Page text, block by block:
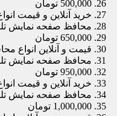
500,000 تومان
خرید آنلاین و قیمت
محافظ صفحه نمایش
650,000 تومان
قیمت و آنلاین انواع
محافظ صفحه نمایش
950,000 تومان
خرید آنلاین و قیمت
محافظ صفحه نمایش
1,000,000 تومان